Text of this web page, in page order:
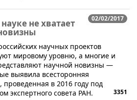
02/02/2017
не хватает
научных проектов
мировому уровню, а многие и
научной новизны —
выявила всесторонняя
проведенная в 2016 году под
экспертного совета РАН.
3351